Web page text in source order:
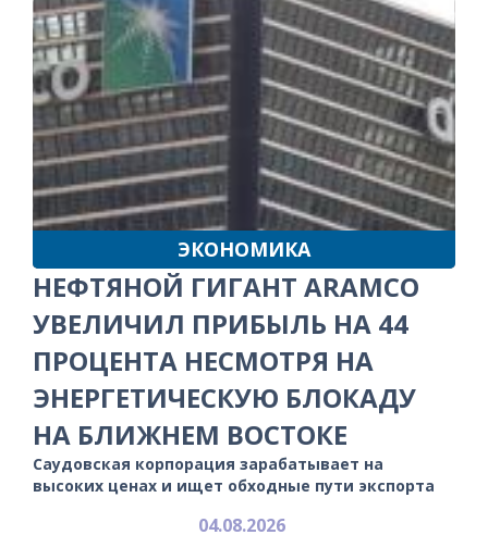
ЭКОНОМИКА
НЕФТЯНОЙ ГИГАНТ ARAMCO
УВЕЛИЧИЛ ПРИБЫЛЬ НА 44
ПРОЦЕНТА НЕСМОТРЯ НА
ЭНЕРГЕТИЧЕСКУЮ БЛОКАДУ
НА БЛИЖНЕМ ВОСТОКЕ
Саудовская корпорация зарабатывает на
высоких ценах и ищет обходные пути экспорта
04.08.2026